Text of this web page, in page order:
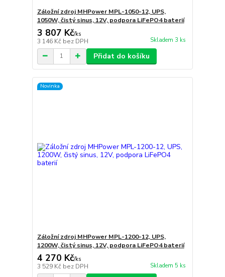
Záložní zdroj MHPower MPL-1050-12, UPS,
1050W, čistý sinus, 12V, podpora LiFePO4 baterií
3 807 Kč/ks
3 146 Kč bez DPH Skladem 3 ks
Přidat do košíku
Novinka
Záložní zdroj MHPower MPL-1200-12, UPS,
1200W, čistý sinus, 12V, podpora LiFePO4 baterií
4 270 Kč/ks
3 529 Kč bez DPH Skladem 5 ks